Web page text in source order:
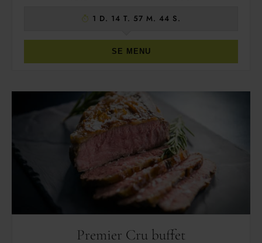
1 D. 14 T. 57 M. 42 S.
SE MENU
Premier Cru buffet